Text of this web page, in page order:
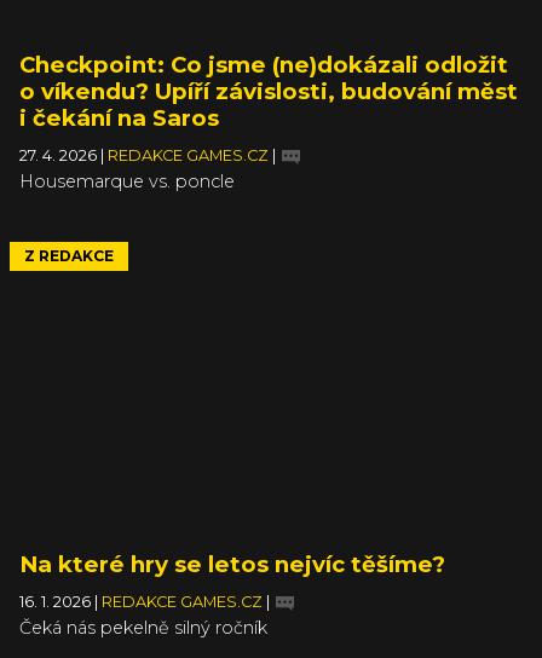
Checkpoint: Co jsme (ne)dokázali odložit
o víkendu? Upíří závislosti, budování měst
i čekání na Saros
27. 4. 2026 REDAKCE GAMES.CZ
Housemarque vs. poncle
Z REDAKCE
Na které hry se letos nejvíc těšíme?
16. 1. 2026 REDAKCE GAMES.CZ
Čeká nás pekelně silný ročník